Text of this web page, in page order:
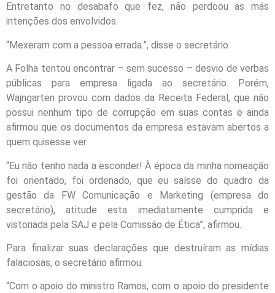
Entretanto no desabafo que fez, não perdoou as más
intenções dos envolvidos.
“Mexeram com a pessoa errada.”, disse o secretário
A Folha tentou encontrar – sem sucesso – desvio de verbas
públicas para empresa ligada ao secretário. Porém,
Wajngarten provou com dados da Receita Federal, que não
possui nenhum tipo de corrupção em suas contas e ainda
afirmou que os documentos da empresa estavam abertos a
quem quisesse ver.
“Eu não tenho nada a esconder! À época da minha nomeação
foi orientado, foi ordenado, que eu saísse do quadro da
gestão da FW Comunicação e Marketing (empresa do
secretário), atitude esta imediatamente cumprida e
vistoriada pela SAJ e pela Comissão de Ética”, afirmou.
Para finalizar suas declarações que destruíram as mídias
falaciosas, o secretário afirmou:
“Com o apoio do ministro Ramos, com o apoio do presidente